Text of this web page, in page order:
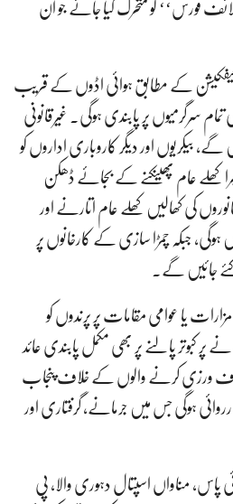
فورس‘‘ کو متحرک کیا جائے جو ان
کے مطابق ہوائی اڈوں کے قریب
سرگرمیوں پر پابندی ہوگی۔ غیرقانونی
بیکریوں اور دیگر کاروباری اداروں کو
کھلے عام پھینکنے کے بجائے ڈھکن
کی کھالیں کھلے عام اتارنے اور
ہوگی، جبکہ چمڑا سازی کے کارخانوں پر
جائیں گے۔
یا عوامی مقامات پر پرندوں کو
پر کبوتر پالنے پر بھی مکمل پابندی عائد
ورزی کرنے والوں کے خلاف پنجاب
ہوگی جس میں جرمانے، گرفتاری اور
پاس، مناواں اسپتال دہوری والا، پی